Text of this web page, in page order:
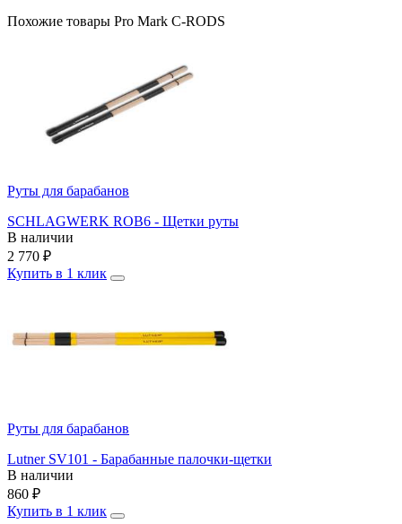
Похожие товары Pro Mark C-RODS
Руты для барабанов
SCHLAGWERK ROB6 - Щетки руты
В наличии
2 770 ₽
Купить в 1 клик
Руты для барабанов
Lutner SV101 - Барабанные палочки-щетки
В наличии
860 ₽
Купить в 1 клик